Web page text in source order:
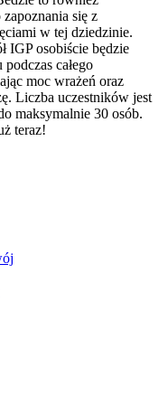
się z
w tej dziedzinie.
IGP osobiście będzie
całego
moc wrażeń oraz
Liczba uczestników jest
maksymalnie 30 osób.
teraz!